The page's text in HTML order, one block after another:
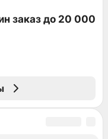
заказ до 20 000